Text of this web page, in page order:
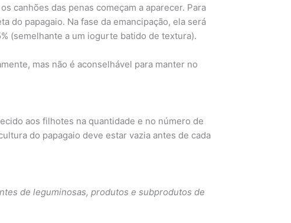
canhões das penas começam a aparecer. Para
do papagaio. Na fase da emancipação, ela será
(semelhante a um iogurte batido de textura).
mas não é aconselhável para manter no
aos filhotes na quantidade e no número de
do papagaio deve estar vazia antes de cada
de leguminosas, produtos e subprodutos de